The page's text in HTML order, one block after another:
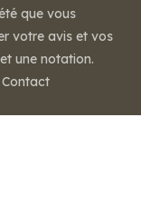
que vous
votre avis et vos
une notation.
Contact